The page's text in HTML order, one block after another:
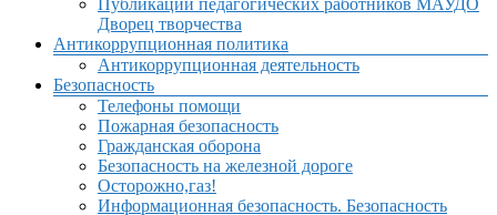
Публикации педагогических работников МАУДО
Дворец творчества
Антикоррупционная политика
Антикоррупционная деятельность
Безопасность
Телефоны помощи
Пожарная безопасность
Гражданская оборона
Безопасность на железной дороге
Осторожно,газ!
Информационная безопасность. Безопасность